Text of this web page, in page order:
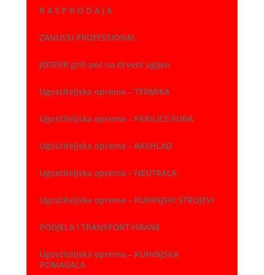
R A S P R O D A J A
ZANUSSI PROFESSIONAL
JOSPER grill peć na drveni ugljen
Ugostiteljska oprema – TERMIKA
Ugostiteljska oprema – PERILICE SUĐA
Ugostiteljska oprema – RASHLAD
Ugostiteljska oprema – NEUTRALA
Ugostiteljska oprema – KUHINJSKI STROJEVI
PODJELA I TRANSPORT HRANE
Ugostiteljska oprema – KUHINJSKA
POMAGALA